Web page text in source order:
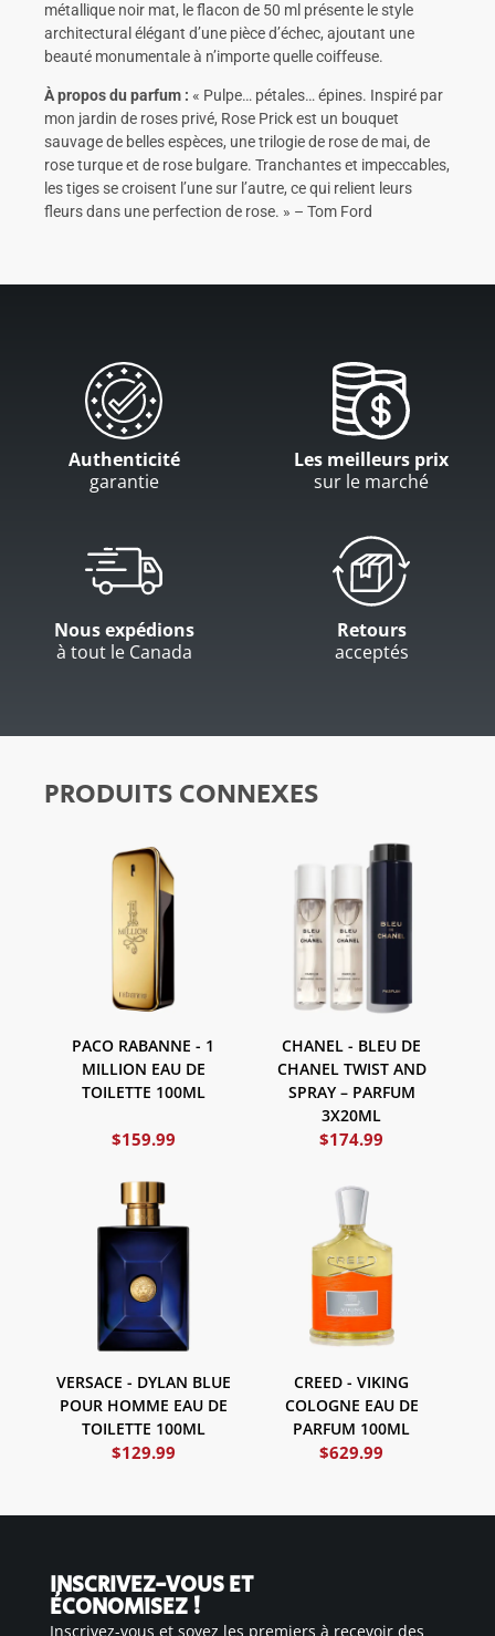
métallique noir mat, le flacon de 50 ml présente le style
architectural élégant d’une pièce d’échec, ajoutant une
beauté monumentale à n’importe quelle coiffeuse.
À propos du parfum : « Pulpe… pétales… épines. Inspiré par
mon jardin de roses privé, Rose Prick est un bouquet
sauvage de belles espèces, une trilogie de rose de mai, de
rose turque et de rose bulgare. Tranchantes et impeccables,
les tiges se croisent l’une sur l’autre, ce qui relient leurs
fleurs dans une perfection de rose. » – Tom Ford
Authenticité
garantie
Les meilleurs prix
sur le marché
Nous expédions
à tout le Canada
Retours
acceptés
PRODUITS CONNEXES
PACO RABANNE - 1
MILLION EAU DE
TOILETTE 100ML
$159.99
CHANEL - BLEU DE
CHANEL TWIST AND
SPRAY – PARFUM
3X20ML
$174.99
VERSACE - DYLAN BLUE
POUR HOMME EAU DE
TOILETTE 100ML
$129.99
CREED - VIKING
COLOGNE EAU DE
PARFUM 100ML
$629.99
INSCRIVEZ-VOUS ET
ÉCONOMISEZ !
Inscrivez-vous et soyez les premiers à recevoir des